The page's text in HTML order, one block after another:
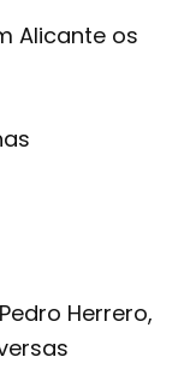
Alicante os
Herrero,